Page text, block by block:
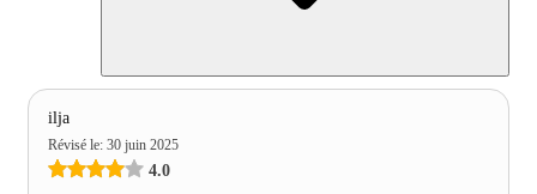
ilja
Révisé le: 30 juin 2025
4.0